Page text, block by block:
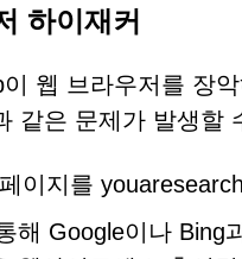
하이재커
웹 브라우저를 장
같은 문제가 발생할
이지를
해 Google이나 Bing